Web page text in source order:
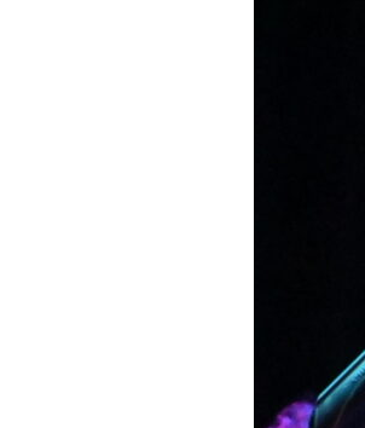
ET LE CHANT PAR DE NOUVELLES